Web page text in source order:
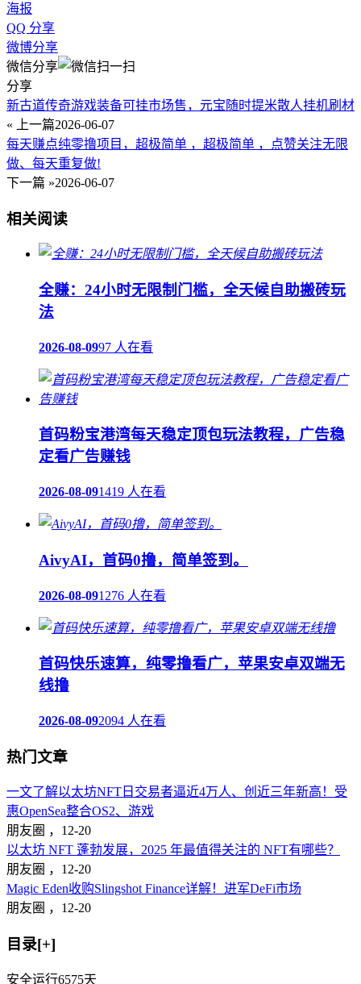
海报
QQ 分享
微博分享
微信分享
分享
新古道传奇游戏装备可挂市场售，元宝随时提米散人挂机刷材
« 上一篇2026-06-07
每天赚点纯零撸项目，超极简单 ，超极简单 ，点赞关注无限
做、每天重复做!
下一篇 »2026-06-07
相关阅读
全赚：24小时无限制门槛，全天候自助搬砖玩
法
2026-08-0997 人在看
首码粉宝港湾每天稳定顶包玩法教程，广告稳
定看广告赚钱
2026-08-091419 人在看
AivyAI，首码0撸，简单签到。
2026-08-091276 人在看
首码快乐速算，纯零撸看广，苹果安卓双端无
线撸
2026-08-092094 人在看
热门文章
一文了解以太坊NFT日交易者逼近4万人、创近三年新高！受
惠OpenSea整合OS2、游戏
朋友圈 ， 12-20
以太坊 NFT 蓬勃发展，2025 年最值得关注的 NFT有哪些？
朋友圈 ， 12-20
Magic Eden收购Slingshot Finance详解！进军DeFi市场
朋友圈 ， 12-20
目录[+]
安全运行6575天